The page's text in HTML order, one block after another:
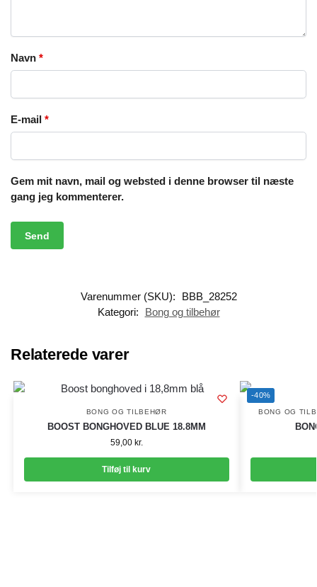
Navn *
E-mail *
Gem mit navn, mail og websted i denne browser til næste
gang jeg kommenterer.
Varenummer (SKU):
BBB_28252
Kategori:
Bong og tilbehør
Relaterede varer
BONG OG TILBEHØR
BOOST BONGHOVED BLUE 18.8MM
59,00 kr.
Tilføj til kurv
-40%
BONG OG